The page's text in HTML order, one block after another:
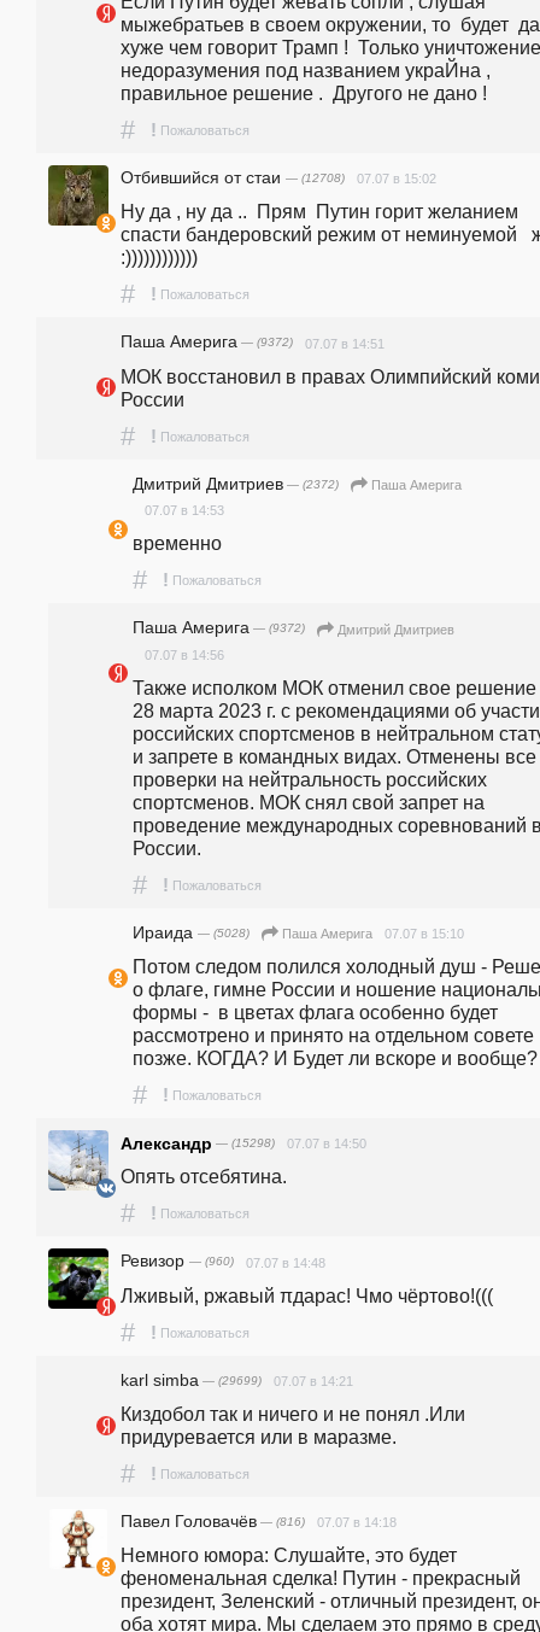
мыжебратьев в своем окружении, то  будет
хуже чем говорит Трамп !  Только уничтожение
недоразумения под названием украЙна ,
правильное решение .  Другого не дано !
# ! Пожаловаться
Отбившийся от стаи — (12708) 07.07 в 15:02
Ну да , ну да ..  Прям  Путин горит желанием
спасти бандеровский режим от неминуемой
:))))))))))))
# ! Пожаловаться
Паша Америга — (9372) 07.07 в 14:51
МОК восстановил в правах Олимпийский
России
# ! Пожаловаться
Дмитрий Дмитриев — (2372)
Паша Америга
07.07 в 14:53
временно
# ! Пожаловаться
Паша Америга — (9372)
Дмитрий Дмитриев
07.07 в 14:56
Также исполком МОК отменил свое решение
28 марта 2023 г. с рекомендациями об
российских спортсменов в нейтральном
и запрете в командных видах. Отменены все
проверки на нейтральность российских
спортсменов. МОК снял свой запрет на
проведение международных соревнований
России.
# ! Пожаловаться
Ираида — (5028) Паша Америга 07.07 в 15:10
Потом следом полился холодный душ -
о флаге, гимне России и ношение
формы -  в цветах флага особенно будет
рассмотрено и принято на отдельном совете
позже. КОГДА? И Будет ли вскоре и вообще?
# ! Пожаловаться
Александр — (15298) 07.07 в 14:50
Опять отсебятина.
# ! Пожаловаться
Ревизор — (960) 07.07 в 14:48
Лживый, ржавый πдарас! Чмо чёртово!(((
# ! Пожаловаться
karl simba — (29699) 07.07 в 14:21
Киздобол так и ничего и не понял .Или
придуревается или в маразме.
# ! Пожаловаться
Павел Головачёв — (816) 07.07 в 14:18
Немного юмора: Слушайте, это будет
феноменальная сделка! Путин - прекрасный
президент, Зеленский - отличный президент,
оба хотят мира. Мы сделаем это прямо в